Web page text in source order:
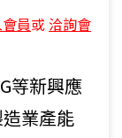
員或 洽詢會
等新興應
業產能